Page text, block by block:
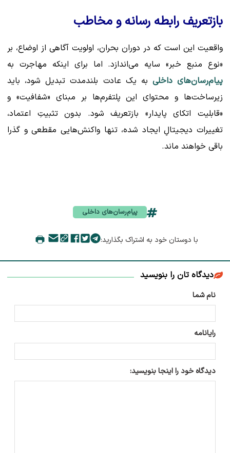
بازتعریف رابطه رسانه و مخاطب
واقعیت این است که در دوران بحران، اولویت آگاهی از اوضاع، بر
«نوع منبع خبر» سایه می‌اندازد. اما برای اینکه مهاجرت به
پیام‌رسان‌های داخلی به یک عادت بلندمدت تبدیل شود، باید
زیرساخت‌ها و محتوای این پلتفرم‌ها بر مبنای «شفافیت» و
«قابلیت اتکای پایدار» بازتعریف شود. بدون تثبیتِ اعتماد،
تغییرات دیجیتالِ ایجاد شده، تنها واکنش‌هایی مقطعی و گذرا
باقی خواهند ماند.
پیام‌رسان‌های داخلی
با دوستان خود به اشتراک بگذارید:
دیدگاه تان را بنویسید
نام شما
رایانامه
دیدگاه خود را اینجا بنویسید: